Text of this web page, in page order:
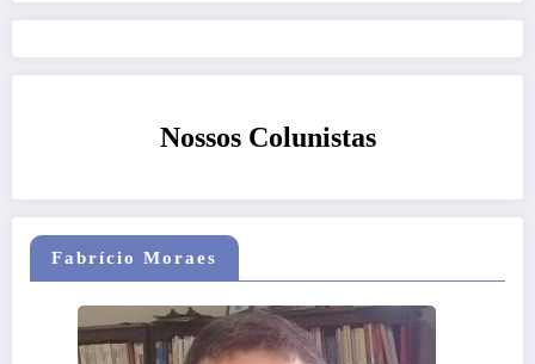
Nossos Colunistas
Fabrício Moraes